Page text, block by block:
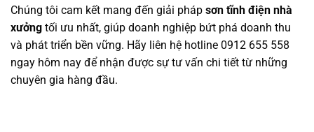
Chúng tôi cam kết mang đến giải pháp sơn tĩnh điện nhà
xưởng tối ưu nhất, giúp doanh nghiệp bứt phá doanh thu
và phát triển bền vững. Hãy liên hệ hotline 0912 655 558
ngay hôm nay để nhận được sự tư vấn chi tiết từ những
chuyên gia hàng đầu.